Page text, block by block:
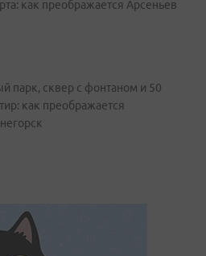
как преображается Арсеньев
парк, сквер с фонтаном и 50
как преображается